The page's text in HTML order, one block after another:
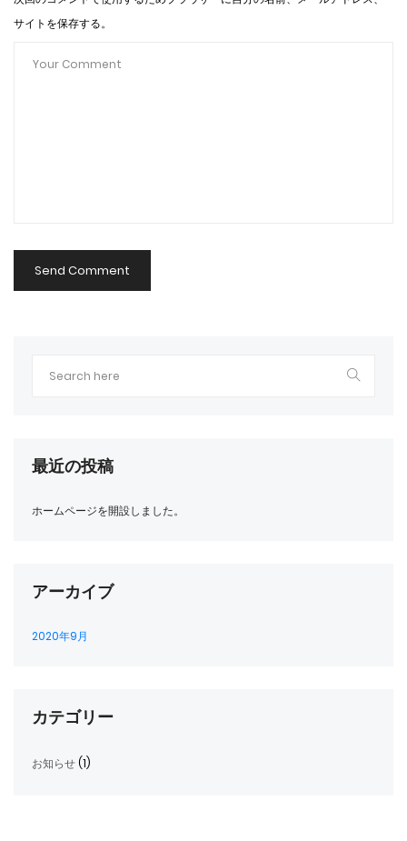
サイトを保存する。
最近の投稿
ホームページを開設しました。
アーカイブ
2020年9月
カテゴリー
お知らせ(1)